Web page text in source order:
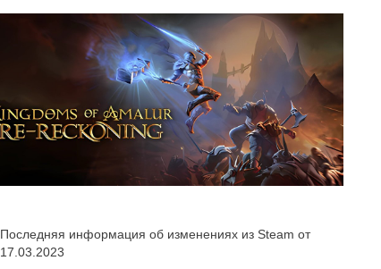
Последняя информация об изменениях из Steam от
17.03.2023